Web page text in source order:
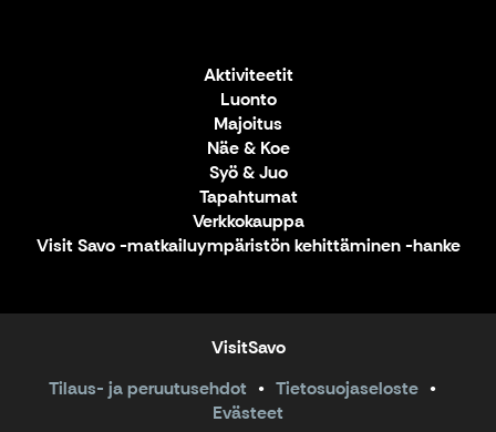
Aktiviteetit
Luonto
Majoitus
Näe & Koe
Syö & Juo
Tapahtumat
Verkkokauppa
Visit Savo -matkailuympäristön kehittäminen -hanke
VisitSavo
Tilaus- ja peruutusehdot
Tietosuojaseloste
Evästeet